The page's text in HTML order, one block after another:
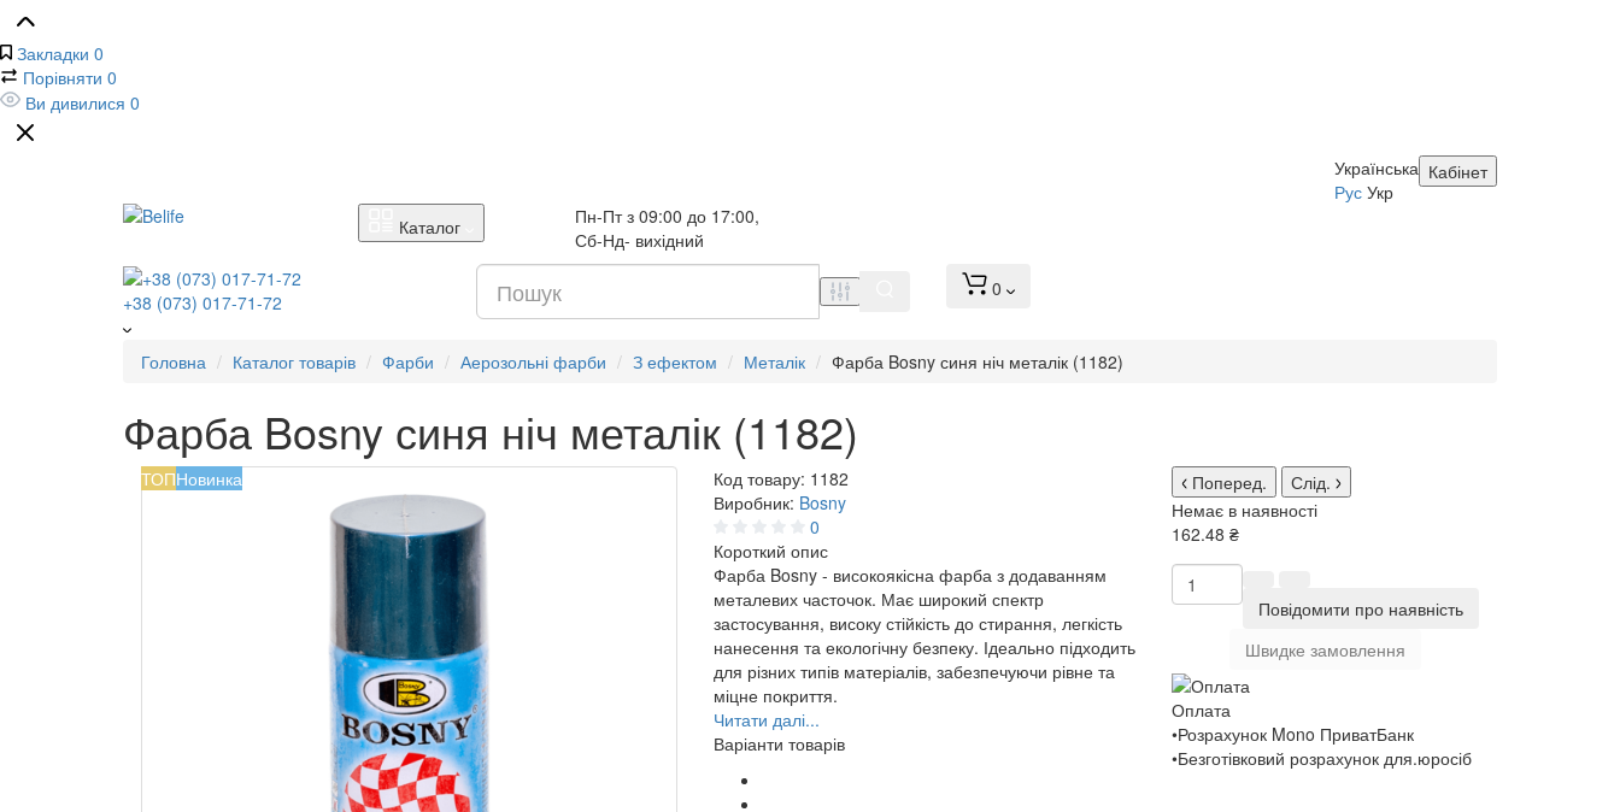
Закладки 0
Порівняти 0
Ви дивилися 0
Кабінет
Українська
Рус Укр
Каталог
Пн-Пт з 09:00 до 17:00,
Сб-Нд- вихідний
+38 (073) 017-71-72
0
Головна Каталог товарів Фарби Аерозольні фарби З ефектом Металік Фарба Bosny синя ніч металік (1182)
Фарба Bosny синя ніч металік (1182)
ТОПНовинка Код товару: 1182
Виробник: Bosny
0
Короткий опис
Фарба Bosny - високоякісна фарба з додаванням
металевих часточок. Має широкий спектр
застосування, високу стійкість до стирання, легкість
нанесення та екологічну безпеку. Ідеально підходить
для різних типів матеріалів, забезпечуючи рівне та
міцне покриття.
Читати далі...
Варіанти товарів
Поперед.
Слід.
Немає в наявності
162.48 ₴
Повідомити про наявність
Швидке замовлення
Оплата
•Розрахунок Mono ПриватБанк
•Безготівковий розрахунок для.юросіб